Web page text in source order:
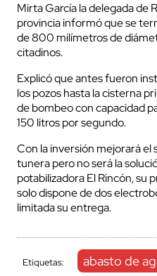
Mirta García la delegada de
provincia informó que se
de 800 milímetros de
citadinos.
Explicó que antes fueron
los pozos hasta la cisterna
de bombeo con capacidad
150 litros por segundo.
Con la inversión mejorará el
tunera pero no será la
potabilizadora El Rincón, su
solo dispone de dos
limitada su entrega.
Etiquetas: abasto de